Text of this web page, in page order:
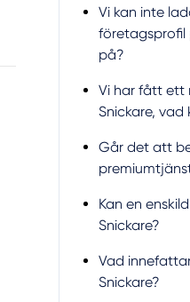
Vi kan inte
företagsprofil
på?
Vi har fått ett
Snickare, vad
Går det att
Kan en
Snickare?
Vad
Snickare?